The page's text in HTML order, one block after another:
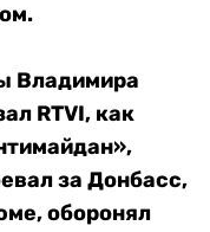
Владимира
RTVI, как
за Донбасс,
оборонял